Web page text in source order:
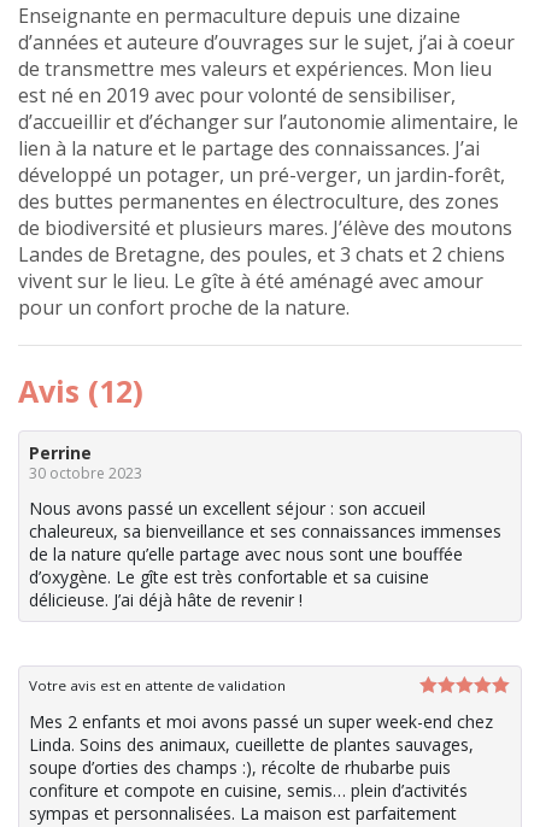
Enseignante en permaculture depuis une dizaine
d’années et auteure d’ouvrages sur le sujet, j’ai à coeur
de transmettre mes valeurs et expériences. Mon lieu
est né en 2019 avec pour volonté de sensibiliser,
d’accueillir et d’échanger sur l’autonomie alimentaire, le
lien à la nature et le partage des connaissances. J’ai
développé un potager, un pré-verger, un jardin-forêt,
des buttes permanentes en électroculture, des zones
de biodiversité et plusieurs mares. J’élève des moutons
Landes de Bretagne, des poules, et 3 chats et 2 chiens
vivent sur le lieu. Le gîte à été aménagé avec amour
pour un confort proche de la nature.
Avis (12)
Perrine
30 octobre 2023
Nous avons passé un excellent séjour : son accueil
chaleureux, sa bienveillance et ses connaissances immenses
de la nature qu’elle partage avec nous sont une bouffée
d’oxygène. Le gîte est très confortable et sa cuisine
délicieuse. J’ai déjà hâte de revenir !
5
Votre avis est en attente de validation
Mes 2 enfants et moi avons passé un super week-end chez
Linda. Soins des animaux, cueillette de plantes sauvages,
soupe d’orties des champs :), récolte de rhubarbe puis
confiture et compote en cuisine, semis… plein d’activités
sympas et personnalisées. La maison est parfaitement